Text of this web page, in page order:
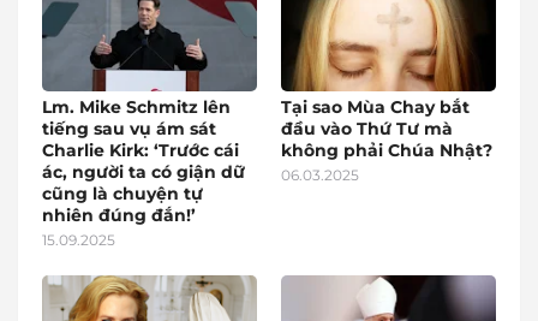
Lm. Mike Schmitz lên
tiếng sau vụ ám sát
Charlie Kirk: ‘Trước cái
ác, người ta có giận dữ
cũng là chuyện tự
nhiên đúng đắn!’
15.09.2025
Tại sao Mùa Chay bắt
đầu vào Thứ Tư mà
không phải Chúa Nhật?
06.03.2025